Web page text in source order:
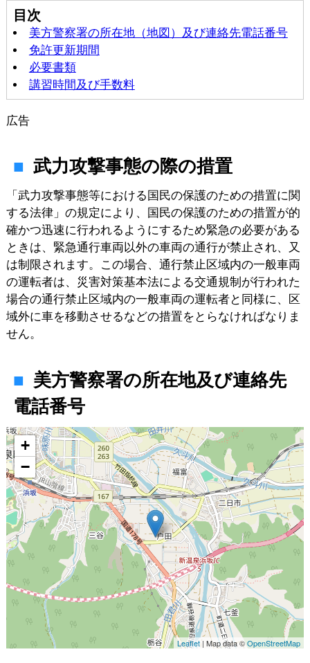
目次
美方警察署の所在地（地図）及び連絡先電話番号
免許更新期間
必要書類
講習時間及び手数料
広告
武力攻撃事態の際の措置
「武力攻撃事態等における国民の保護のための措置に関
する法律」の規定により、国民の保護のための措置が的
確かつ迅速に行われるようにするため緊急の必要がある
ときは、緊急通行車両以外の車両の通行が禁止され、又
は制限されます。この場合、通行禁止区域内の一般車両
の運転者は、災害対策基本法による交通規制が行われた
場合の通行禁止区域内の一般車両の運転者と同様に、区
域外に車を移動させるなどの措置をとらなければなりま
せん。
美方警察署の所在地及び連絡先
電話番号
地図
+
−
Leaflet| Map data ©OpenStreetMap